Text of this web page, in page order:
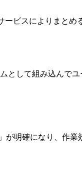
ビスによりまと
して組み込んで
明確になり、作業